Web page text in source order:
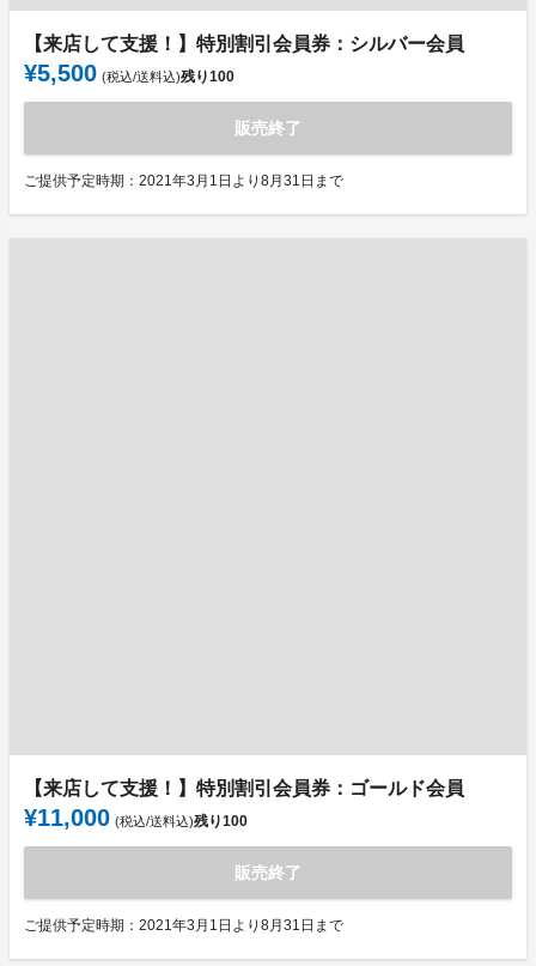
【来店して支援！】特別割引会員券：シルバー会員
¥5,500 (税込/送料込)残り100
販売終了
ご提供予定時期：2021年3月1日より8月31日まで
【来店して支援！】特別割引会員券：ゴールド会員
¥11,000 (税込/送料込)残り100
販売終了
ご提供予定時期：2021年3月1日より8月31日まで